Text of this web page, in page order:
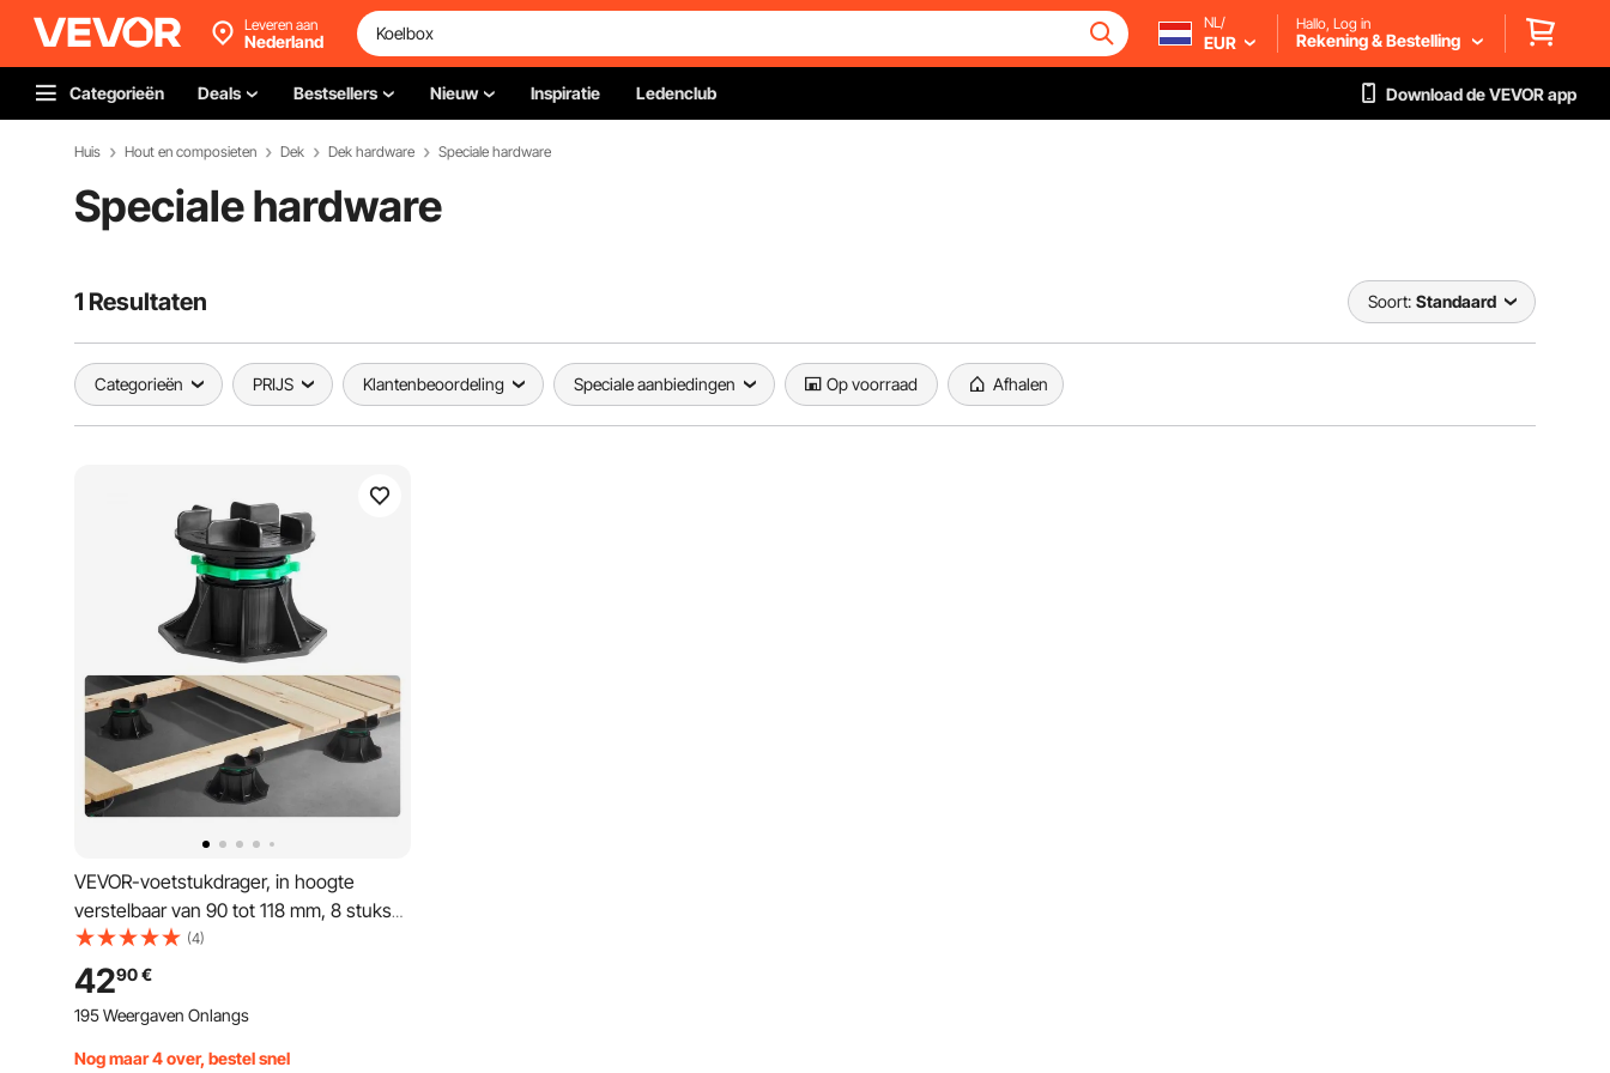
Leveren aan
Nederland
NL/
EUR
Hallo, Log in
Rekening & Bestelling
Categorieën Deals Bestsellers Nieuw Inspiratie Ledenclub Download de VEVOR app
Huis Hout en composieten Dek Dek hardware Speciale hardware
Speciale hardware
1 Resultaten Soort: Standaard
Categorieën PRIJS Klantenbeoordeling Speciale aanbiedingen Op voorraad Afhalen
VEVOR-voetstukdrager, in hoogte
verstelbaar van 90 tot 118 mm, 8 stuks
terrasdragers, draagvermogen 997,90
kg, stelvoet, kunststof ondervloer,
plaatdragerdrager voor hout, beton,
metaal
(4)
4290€
195 Weergaven Onlangs
Nog maar 4 over, bestel snel